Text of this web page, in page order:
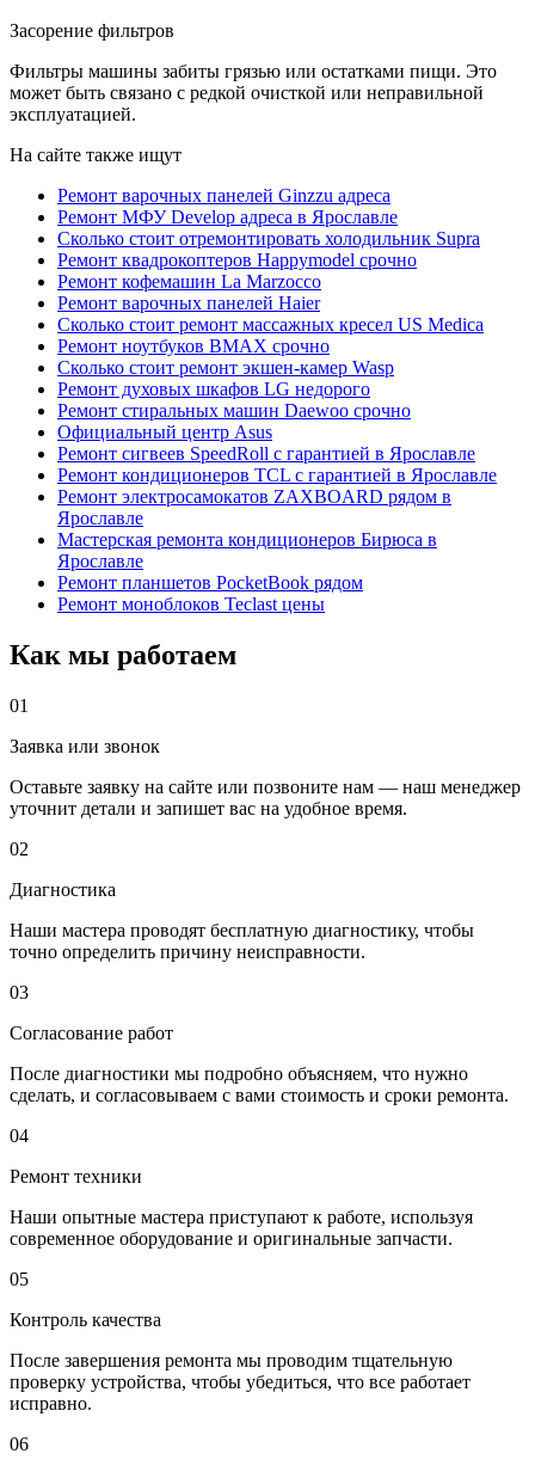
Засорение фильтров
Фильтры машины забиты грязью или остатками пищи. Это
может быть связано с редкой очисткой или неправильной
эксплуатацией.
На сайте также ищут
Ремонт варочных панелей Ginzzu адреса
Ремонт МФУ Develop адреса в Ярославле
Сколько стоит отремонтировать холодильник Supra
Ремонт квадрокоптеров Happymodel срочно
Ремонт кофемашин La Marzocco
Ремонт варочных панелей Haier
Сколько стоит ремонт массажных кресел US Medica
Ремонт ноутбуков BMAX срочно
Сколько стоит ремонт экшен-камер Wasp
Ремонт духовых шкафов LG недорого
Ремонт стиральных машин Daewoo срочно
Официальный центр Asus
Ремонт сигвеев SpeedRoll с гарантией в Ярославле
Ремонт кондиционеров TCL с гарантией в Ярославле
Ремонт электросамокатов ZAXBOARD рядом в
Ярославле
Мастерская ремонта кондиционеров Бирюса в
Ярославле
Ремонт планшетов PocketBook рядом
Ремонт моноблоков Teclast цены
Как мы работаем
01
Заявка или звонок
Оставьте заявку на сайте или позвоните нам — наш менеджер
уточнит детали и запишет вас на удобное время.
02
Диагностика
Наши мастера проводят бесплатную диагностику, чтобы
точно определить причину неисправности.
03
Согласование работ
После диагностики мы подробно объясняем, что нужно
сделать, и согласовываем с вами стоимость и сроки ремонта.
04
Ремонт техники
Наши опытные мастера приступают к работе, используя
современное оборудование и оригинальные запчасти.
05
Контроль качества
После завершения ремонта мы проводим тщательную
проверку устройства, чтобы убедиться, что все работает
исправно.
06